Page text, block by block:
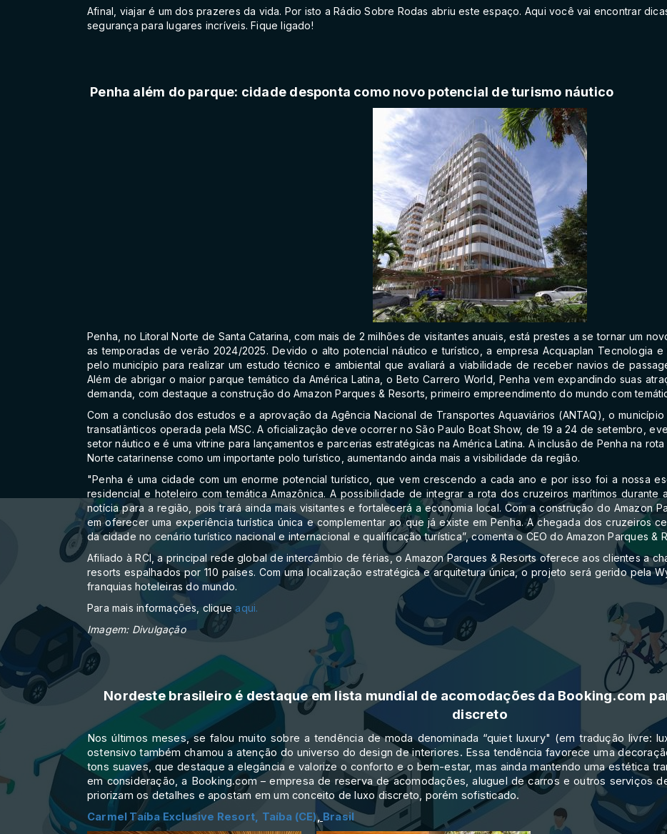
Afinal, viajar é um dos prazeres da vida. Por isto a Rádio Sobre Rodas abriu este espaço. Aqui você vai encontrar
segurança para lugares incríveis. Fique ligado!
Penha além do parque: cidade desponta como novo potencial de turismo náutico
Penha, no Litoral Norte de Santa Catarina, com mais de 2 milhões de visitantes anuais, está prestes a se tornar um
as temporadas de verão 2024/2025. Devido o alto potencial náutico e turístico, a empresa Acquaplan Tecnologia e
pelo município para realizar um estudo técnico e ambiental que avaliará a viabilidade de receber navios de
Além de abrigar o maior parque temático da América Latina, o Beto Carrero World, Penha vem expandindo suas
demanda, com destaque a construção do Amazon Parques & Resorts, primeiro empreendimento do mundo com
Com a conclusão dos estudos e a aprovação da Agência Nacional de Transportes Aquaviários (ANTAQ), o
transatlânticos operada pela MSC. A oficialização deve ocorrer no São Paulo Boat Show, de 19 a 24 de setembro,
setor náutico e é uma vitrine para lançamentos e parcerias estratégicas na América Latina. A inclusão de Penha na
Norte catarinense como um importante polo turístico, aumentando ainda mais a visibilidade da região.
"Penha é uma cidade com um enorme potencial turístico, que vem crescendo a cada ano e por isso foi a nossa
residencial e hoteleiro com temática Amazônica. A possibilidade de integrar a rota dos cruzeiros marítimos
notícia para a região, pois trará ainda mais visitantes e fortalecerá a economia local. Com a construção do Amazon
em oferecer uma experiência turística única e complementar ao que já existe em Penha. A chegada dos cruzeiros
da cidade no cenário turístico nacional e internacional e qualificação turística”, comenta o CEO do Amazon Parques &
Afiliado à RCI, a principal rede global de intercâmbio de férias, o Amazon Parques & Resorts oferece aos clientes a
resorts espalhados por 110 países. Com uma localização estratégica e arquitetura única, o projeto será gerido pela
franquias hoteleiras do mundo.
Para mais informações, cliqueaqui.
Imagem: Divulgação
Nordeste brasileiro é destaque em lista mundial de acomodações da Booking.com
discreto
Nos últimos meses, se falou muito sobre a tendência de moda denominada “quiet luxury" (em tradução livre:
ostensivo também chamou a atenção do universo do design de interiores. Essa tendência favorece uma
tons suaves, que destaque a elegância e valorize o conforto e o bem-estar, mas ainda mantendo uma estética
em consideração, a Booking.com – empresa de reserva de acomodações, aluguel de carros e outros serviços
priorizam os detalhes e apostam em um conceito de luxo discreto, porém sofisticado.
Carmel Taíba Exclusive Resort, Taíba (CE), Brasil